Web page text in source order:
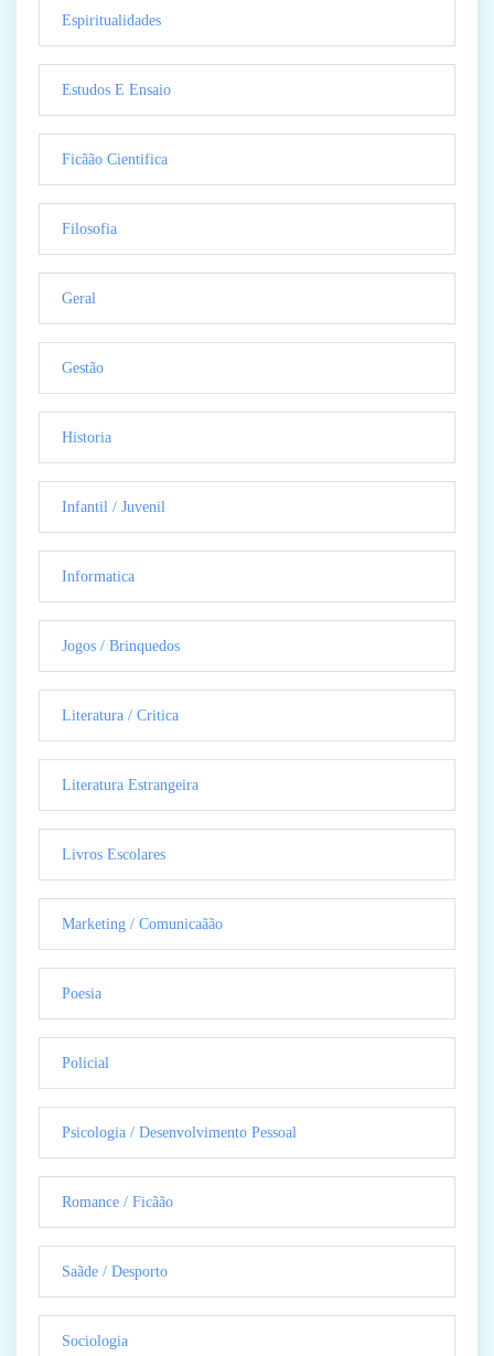
Espiritualidades
Estudos E Ensaio
Ficãão Cientifica
Filosofia
Geral
Gestão
Historia
Infantil / Juvenil
Informatica
Jogos / Brinquedos
Literatura / Critica
Literatura Estrangeira
Livros Escolares
Marketing / Comunicaãão
Poesia
Policial
Psicologia / Desenvolvimento Pessoal
Romance / Ficãão
Saãde / Desporto
Sociologia